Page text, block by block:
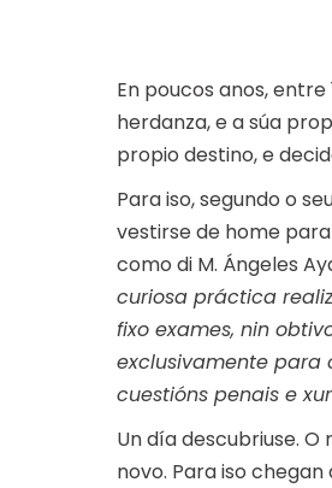
En poucos anos,
herdanza, e a súa
propio destino, e
Para iso, segundo o
vestirse de home
como di M. Ángeles
curiosa práctica
fixo exames, nin
exclusivamente para
cuestións penais e
Un día descubriuse.
novo. Para iso